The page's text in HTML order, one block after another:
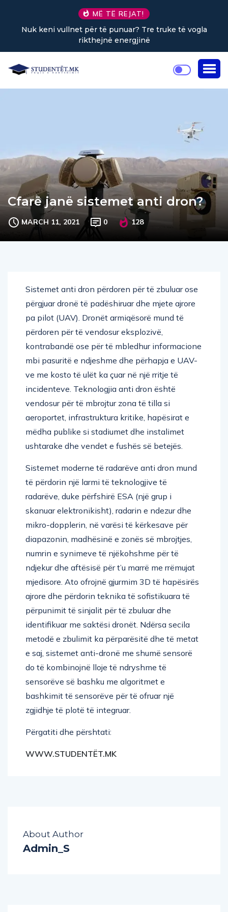
MË TË REJAT!
për të punuar? Tre truke të vogla
rikthejnë energjinë
Sa kafe
Cfarë janë sistemet anti dron?
MARCH 11, 2021 0 128
Sistemet anti dron përdoren për të zbuluar ose
përgjuar dronë të padëshiruar dhe mjete ajrore
pa pilot (UAV). Dronët armiqësorë mund të
përdoren për të vendosur eksplozivë,
kontrabandë ose për të mbledhur informacione
mbi pasuritë e ndjeshme dhe përhapja e UAV-
ve me kosto të ulët ka çuar në një rritje të
incidenteve. Teknologjia anti dron është
vendosur për të mbrojtur zona të tilla si
aeroportet, infrastruktura kritike, hapësirat e
mëdha publike si stadiumet dhe instalimet
ushtarake dhe vendet e fushës së betejës.
Sistemet moderne të radarëve anti dron mund
të përdorin një larmi të teknologjive të
radarëve, duke përfshirë ESA (një grup i
skanuar elektronikisht), radarin e ndezur dhe
mikro-dopplerin, në varësi të kërkesave për
diapazonin, madhësinë e zonës së mbrojtjes,
numrin e synimeve të njëkohshme për të
ndjekur dhe aftësisë për t’u marrë me rrëmujat
mjedisore. Ato ofrojnë gjurmim 3D të hapësirës
ajrore dhe përdorin teknika të sofistikuara të
përpunimit të sinjalit për të zbuluar dhe
identifikuar me saktësi dronët. Ndërsa secila
metodë e zbulimit ka përparësitë dhe të metat
e saj, sistemet anti-dronë me shumë sensorë
do të kombinojnë lloje të ndryshme të
sensorëve së bashku me algoritmet e
bashkimit të sensorëve për të ofruar një
zgjidhje të plotë të integruar.
Përgatiti dhe përshtati:
WWW.STUDENTËT.MK
About Author
Admin_S